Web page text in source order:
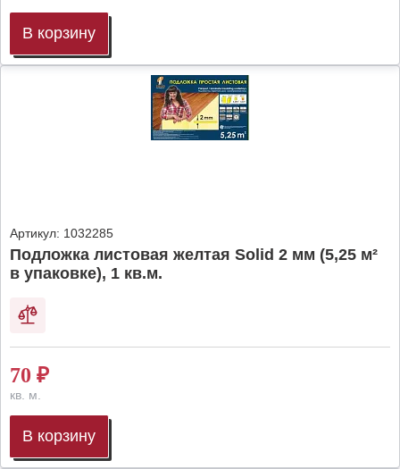
В корзину
Артикул: 1032285
Подложка листовая желтая Solid 2 мм (5,25 м²
в упаковке), 1 кв.м.
70 ₽
кв. м.
В корзину